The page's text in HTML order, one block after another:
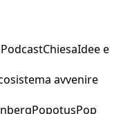
PodcastChiesaIdee e
avvenire
PopotusPop